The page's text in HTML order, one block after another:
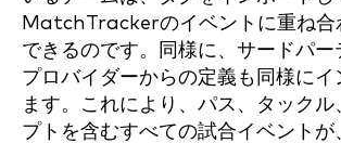
MatchTrackerのイベントに重ね合
できるのです。同様に、サードパー
プロバイダーからの定義も同様にイ
ます。これにより、パス、タックル
プトを含むすべての試合イベントが